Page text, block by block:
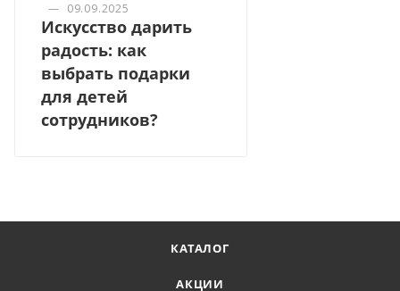
— 09.09.2025
Искусство дарить
радость: как
выбрать подарки
для детей
сотрудников?
КАТАЛОГ
АКЦИИ